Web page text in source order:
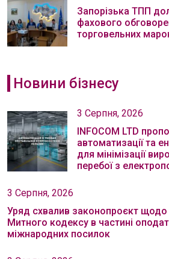
Запорізька ТПП
фахового
торговельних
Новини бізнесу
3 Серпня, 2026
INFOCOM LTD
автоматизації та
для мінімізації
перебої з
3 Серпня, 2026
Уряд схвалив законопроєкт щодо
Митного кодексу в частині
міжнародних посилок